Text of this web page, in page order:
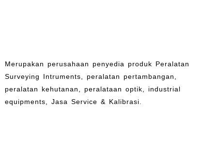
Merupakan perusahaan penyedia produk Peralatan
Surveying Intruments, peralatan pertambangan,
peralatan kehutanan, peralataan optik, industrial
equipments, Jasa Service & Kalibrasi.